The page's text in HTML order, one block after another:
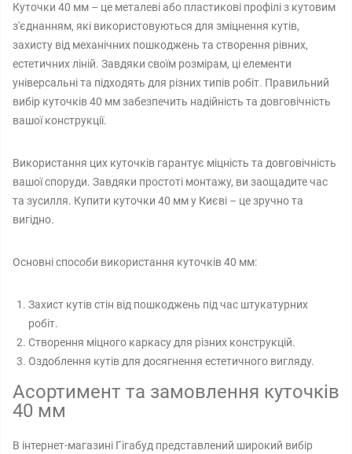
Куточки 40 мм – це металеві або пластикові профілі з кутовим
з'єднанням, які використовуються для зміцнення кутів,
захисту від механічних пошкоджень та створення рівних,
естетичних ліній. Завдяки своїм розмірам, ці елементи
універсальні та підходять для різних типів робіт. Правильний
вибір куточків 40 мм забезпечить надійність та довговічність
вашої конструкції.
Використання цих куточків гарантує міцність та довговічність
вашої споруди. Завдяки простоті монтажу, ви заощадите час
та зусилля. Купити куточки 40 мм у Києві – це зручно та
вигідно.
Основні способи використання куточків 40 мм:
Захист кутів стін від пошкоджень під час штукатурних
робіт.
Створення міцного каркасу для різних конструкцій.
Оздоблення кутів для досягнення естетичного вигляду.
Асортимент та замовлення куточків
40 мм
В інтернет-магазині Гігабуд представлений широкий вибір